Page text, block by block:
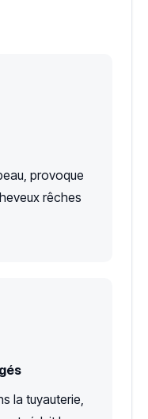
provoque
rêches
la tuyauterie,